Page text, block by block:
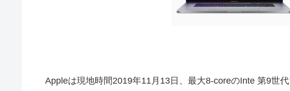
Appleは現地時間2019年11月13日、最大8-coreのInte 第9世